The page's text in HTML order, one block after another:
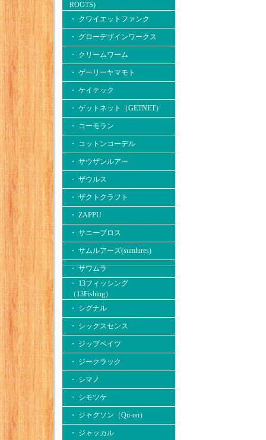
ROOTS)
・ クワイエットファンク
・ グローデザインワークス
・ クリームワーム
・ ゲーリーヤマモト
・ ケイテック
・ ゲットネット（GETNET）
・ コーモラン
・ コットンコーデル
・ サウザンルアー
・ ザウルス
・ ザクトクラフト
・ ZAPPU
・ サニーブロス
・ サムルアーズ(sumlures)
・ サワムラ
・ 13フィッシング
（13Fishing）
・ シグナル
・ シックスセンス
・ ジップベイツ
・ ジークラック
・ シマノ
・ シモツケ
・ ジャクソン（Qu-on）
・ ジャッカル